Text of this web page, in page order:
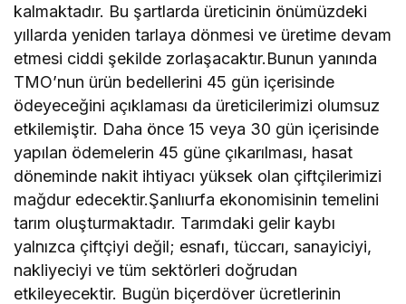
kalmaktadır. Bu şartlarda üreticinin önümüzdeki
yıllarda yeniden tarlaya dönmesi ve üretime devam
etmesi ciddi şekilde zorlaşacaktır.Bunun yanında
TMO’nun ürün bedellerini 45 gün içerisinde
ödeyeceğini açıklaması da üreticilerimizi olumsuz
etkilemiştir. Daha önce 15 veya 30 gün içerisinde
yapılan ödemelerin 45 güne çıkarılması, hasat
döneminde nakit ihtiyacı yüksek olan çiftçilerimizi
mağdur edecektir.Şanlıurfa ekonomisinin temelini
tarım oluşturmaktadır. Tarımdaki gelir kaybı
yalnızca çiftçiyi değil; esnafı, tüccarı, sanayiciyi,
nakliyeciyi ve tüm sektörleri doğrudan
etkileyecektir. Bugün biçerdöver ücretlerinin